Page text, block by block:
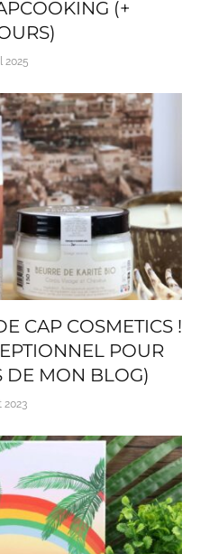
(+
2025
CAP COSMETICS !
POUR
DE MON BLOG)
2023